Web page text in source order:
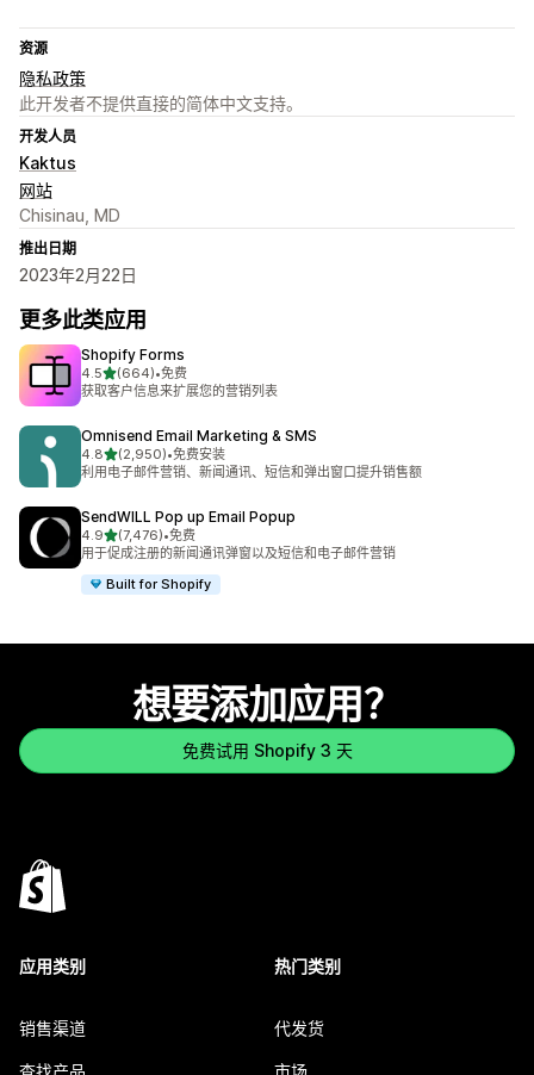
资源
隐私政策
此开发者不提供直接的简体中文支持。
开发人员
Kaktus
网站
Chisinau, MD
推出日期
2023年2月22日
更多此类应用
Shopify Forms
4.5星（满分 5 星）
(664)
总共 664 条评论
•免费
获取客户信息来扩展您的营销列表
Omnisend Email Marketing & SMS
4.8星（满分 5 星）
(2,950)
总共 2950 条评论
•免费安装
利用电子邮件营销、新闻通讯、短信和弹出窗口提升销售额
SendWILL Pop up Email Popup
4.9星（满分 5 星）
(7,476)
总共 7476 条评论
•免费
用于促成注册的新闻通讯弹窗以及短信和电子邮件营销
Built for Shopify
想要添加应用？
免费试用 Shopify 3 天
应用类别
销售渠道
热门类别
代发货